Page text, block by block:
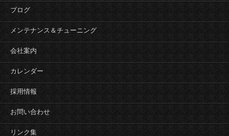
ビ
ゲ
シ
ョ
ン
ブログ
メンテナンス＆チューニング
会社案内
カレンダー
採用情報
お問い合わせ
リンク集